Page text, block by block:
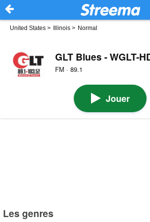
United States > Illinois > Normal
GLT Blues - WGLT-
FM · 89.1
Jouer
Les genres